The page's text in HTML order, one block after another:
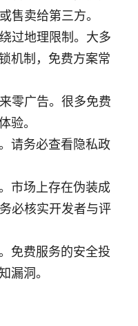
售卖给第三方。
过地理限制。大多
机制，免费方案常
零广告。很多免费
验。
请务必查看隐私政
市场上存在伪装成
必核实开发者与评
免费服务的安全投
漏洞。